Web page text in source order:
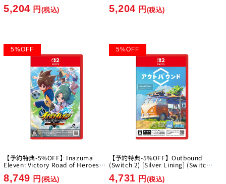
5,204 円 (税込) 5,204 円 (税込)
5%OFF
【予約特典-5%OFF】Inazuma
Eleven: Victory Road of Heroes
Nintendo Switch 2 Edition [Level-
5][Switch2]
8,749 円 (税込)
5%OFF
【予約特典-5%OFF】Outbound
(Switch 2) [Silver Lining] (Switch
2)
4,731 円 (税込)